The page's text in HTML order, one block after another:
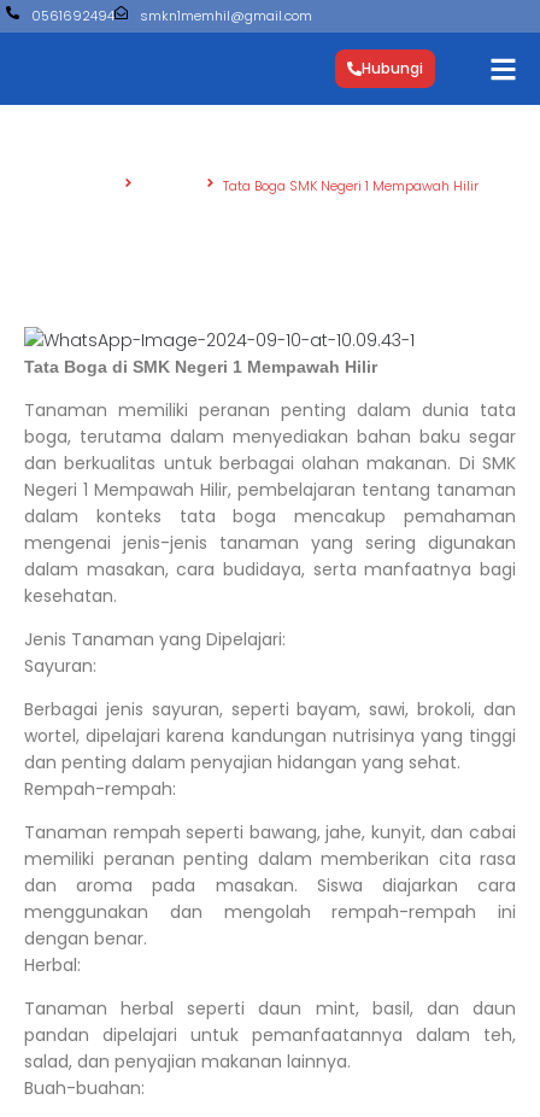
0561692494 smkn1memhil@gmail.com
Hubungi
Tata Boga SMK Negeri 1 Mempawah Hilir
Tata Boga di SMK Negeri 1 Mempawah Hilir
Tanaman memiliki peranan penting dalam dunia tata
boga, terutama dalam menyediakan bahan baku segar
dan berkualitas untuk berbagai olahan makanan. Di SMK
Negeri 1 Mempawah Hilir, pembelajaran tentang tanaman
dalam konteks tata boga mencakup pemahaman
mengenai jenis-jenis tanaman yang sering digunakan
dalam masakan, cara budidaya, serta manfaatnya bagi
kesehatan.
Jenis Tanaman yang Dipelajari:
Sayuran:
Berbagai jenis sayuran, seperti bayam, sawi, brokoli, dan
wortel, dipelajari karena kandungan nutrisinya yang tinggi
dan penting dalam penyajian hidangan yang sehat.
Rempah-rempah:
Tanaman rempah seperti bawang, jahe, kunyit, dan cabai
memiliki peranan penting dalam memberikan cita rasa
dan aroma pada masakan. Siswa diajarkan cara
menggunakan dan mengolah rempah-rempah ini
dengan benar.
Herbal:
Tanaman herbal seperti daun mint, basil, dan daun
pandan dipelajari untuk pemanfaatannya dalam teh,
salad, dan penyajian makanan lainnya.
Buah-buahan: